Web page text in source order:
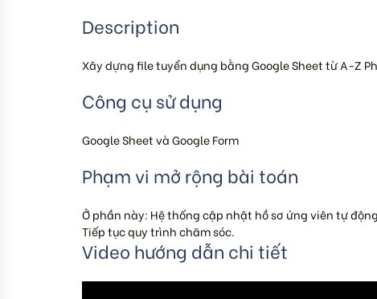
Description
Xây dựng file tuyển dụng bằng Google Sheet từ A-Z
Công cụ sử dụng
Google Sheet và Google Form
Phạm vi mở rộng bài toán
Ở phần này: Hệ thống cập nhật hồ sơ ứng viên tự
Tiếp tục quy trình chăm sóc.
Video hướng dẫn chi tiết